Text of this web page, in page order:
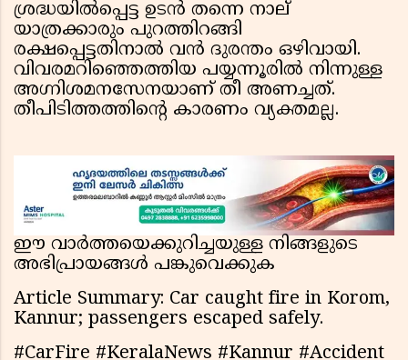
ശ്രദ്ധയിൽപ്പെട്ട ഉടൻ തന്നെ നാല്
യാത്രക്കാരും പുറത്തിറങ്ങി
രക്ഷപ്പെട്ടതിനാൽ വൻ ദുരന്തം ഒഴിവായി.
വിവരമറിഞ്ഞെത്തിയ പയ്യന്നൂരിൽ നിന്നുള്ള
അഗ്നിശമനസേനയാണ് തീ അണച്ചത്.
തീപിടിത്തത്തിന്റെ കാരണം വ്യക്തമല്ല.
ഈ വാർത്തയെക്കുറിച്ചയുള്ള നിങ്ങളുടെ
അഭിപ്രായങ്ങൾ പങ്കുവെക്കുക
Article Summary: Car caught fire in Korom,
Kannur; passengers escaped safely.
#CarFire #KeralaNews #Kannur #Accident